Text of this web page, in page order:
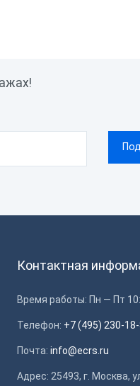
Контактная
Время работы: Пн — Пт
Телефон: +7 (495) 230-
Почта:info@ecrs.ru
Адрес: 25493, г. Москва,